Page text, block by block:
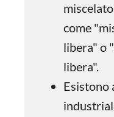
come
libera" o
libera".
Esistono